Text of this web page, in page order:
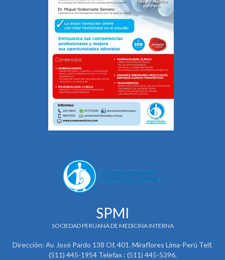
SPMI
SOCIEDAD PERUANA DE MEDICINA INTERNA
Dirección: Av. José Pardo 138 Of. 401. Miraflores Lima-Perú Telf.
(511) 445-1954 Telefax : (511) 445-5396.